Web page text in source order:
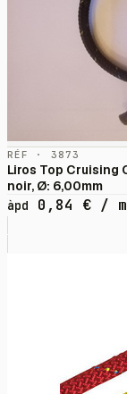
RÉF · 3873
Liros Top Cruising
noir, Ø: 6,00mm
àpd
0,84 € / m